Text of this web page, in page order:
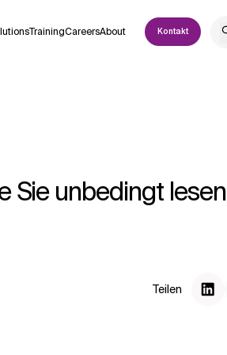
TrainingCareersAbout Kontakt
Sie unbedingt lesen
Teilen